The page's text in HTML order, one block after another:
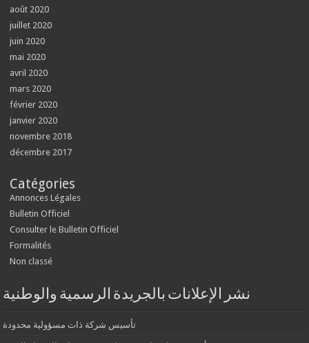
août 2020
juillet 2020
juin 2020
mai 2020
avril 2020
mars 2020
février 2020
janvier 2020
novembre 2018
décembre 2017
Catégories
Annonces Légales
Bulletin Officiel
Consulter le Bulletin Officiel
Formalités
Non classé
نشر الإعلانات بالجريدة الرسمية والوطنية
تأسيس شركة ذات مسؤولية محدودة